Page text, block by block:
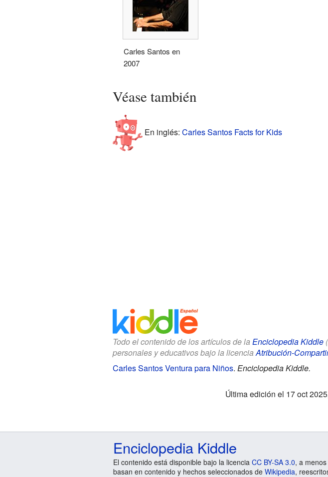
Carles Santos en
2007
Véase también
En inglés: Carles Santos Facts for Kids
Todo el contenido de los artículos de la Enciclopedia Kiddle
personales y educativos bajo la licencia Atribución-
Carles Santos Ventura para Niños. Enciclopedia Kiddle.
Última edición el 17 oct
Enciclopedia Kiddle
El contenido está disponible bajo la licencia CC BY-SA 3.0, a
basan en contenido y hechos seleccionados de Wikipedia,